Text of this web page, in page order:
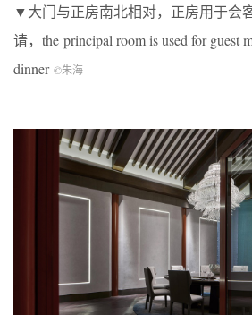
▼大门与正房南北相对，正房用于会
请，the principal room is used for guest
dinner ©朱海